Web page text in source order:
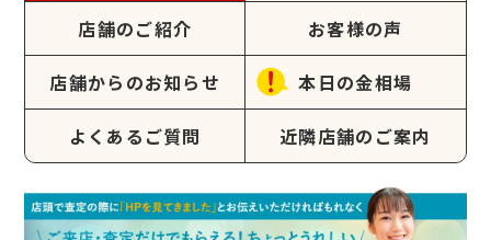
店舗のご紹介 お客様の声
店舗からのお知らせ 本日の金相場
よくあるご質問 近隣店舗のご案内